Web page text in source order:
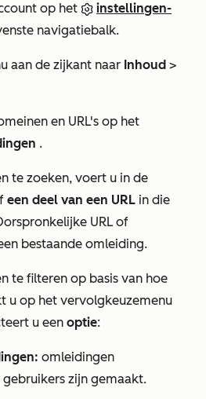
op het
instellingen-
navigatiebalk.
aan de zijkant naar Inhoud >
en URL's op het
.
te zoeken, voert u in de
een deel van een URL in die
URL of
bestaande omleiding.
te filteren op basis van hoe
u op het vervolgkeuzemenu
u een optie:
omleidingen
zijn gemaakt.